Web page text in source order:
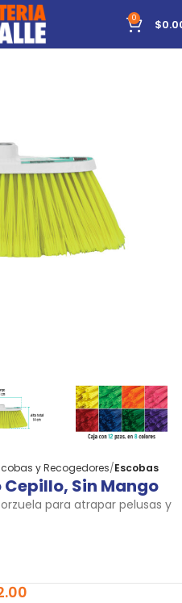
0 $
y Recogedores Escobas
Cepillo, Sin Mango
para atrapar pelusas y